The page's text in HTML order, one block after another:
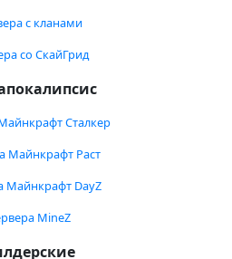
с кланами
со СкайГрид
Сталкер
Майнкрафт Раст
Майнкрафт DayZ
MineZ